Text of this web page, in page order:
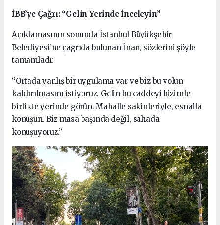
İBB’ye Çağrı: “Gelin Yerinde İnceleyin”
Açıklamasının sonunda İstanbul Büyükşehir
Belediyesi’ne çağrıda bulunan İnan, sözlerini şöyle
tamamladı:
“Ortada yanlış bir uygulama var ve biz bu yolun
kaldırılmasını istiyoruz. Gelin bu caddeyi bizimle
birlikte yerinde görün. Mahalle sakinleriyle, esnafla
konuşun. Biz masa başında değil, sahada
konuşuyoruz.”